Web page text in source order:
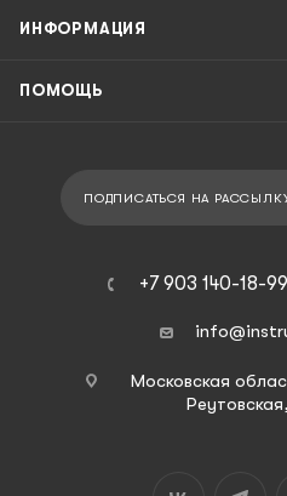
ИНФОРМАЦИЯ
ПОМОЩЬ
ПОДПИСАТЬСЯ НА
+7 903 140-18-99
Московская